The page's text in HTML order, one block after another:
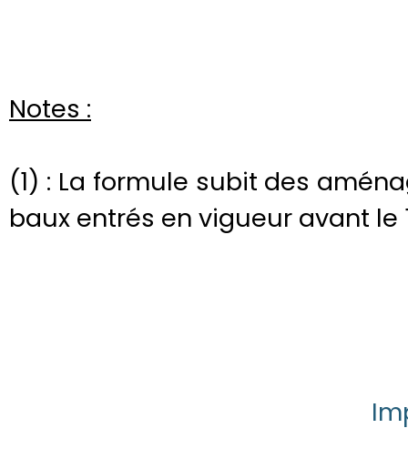
Notes :
(1) : La formule subit des
baux entrés en vigueur avant le